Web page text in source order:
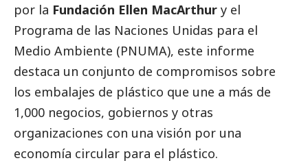
por la Fundación Ellen MacArthur y el
Programa de las Naciones Unidas para el
Medio Ambiente (PNUMA), este informe
destaca un conjunto de compromisos sobre
los embalajes de plástico que une a más de
1,000 negocios, gobiernos y otras
organizaciones con una visión por una
economía circular para el plástico.